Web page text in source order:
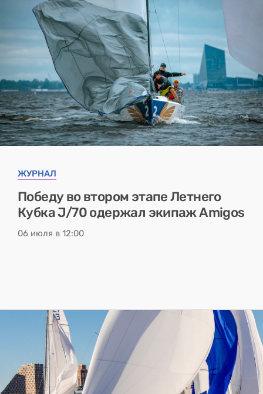
ЖУРНАЛ
Победу во втором этапе Летнего
Кубка J/70 одержал экипаж Amigos
06 июля в 12:00